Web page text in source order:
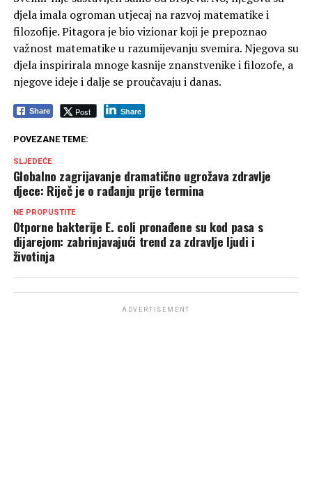
djela imala ogroman utjecaj na razvoj matematike i
filozofije. Pitagora je bio vizionar koji je prepoznao
važnost matematike u razumijevanju svemira. Njegova su
djela inspirirala mnoge kasnije znanstvenike i filozofe, a
njegove ideje i dalje se proučavaju i danas.
Share Post Share
POVEZANE TEME:
SLJEDEĆE
Globalno zagrijavanje dramatično ugrožava zdravlje
djece: Riječ je o rađanju prije termina
NE PROPUSTITE
Otporne bakterije E. coli pronađene su kod pasa s
dijarejom: zabrinjavajući trend za zdravlje ljudi i
životinja
ADVERTISEMENT